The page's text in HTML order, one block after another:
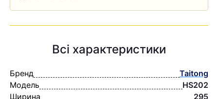
Всі характеристики
Бренд
Taitong
Модель
HS202
Ширина
295